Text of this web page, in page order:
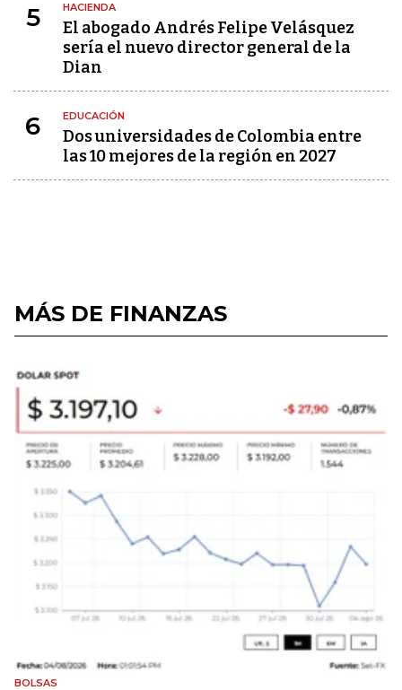
5 HACIENDA
El abogado Andrés Felipe Velásquez
sería el nuevo director general de la
Dian
6 EDUCACIÓN
Dos universidades de Colombia entre
las 10 mejores de la región en 2027
MÁS DE FINANZAS
BOLSAS